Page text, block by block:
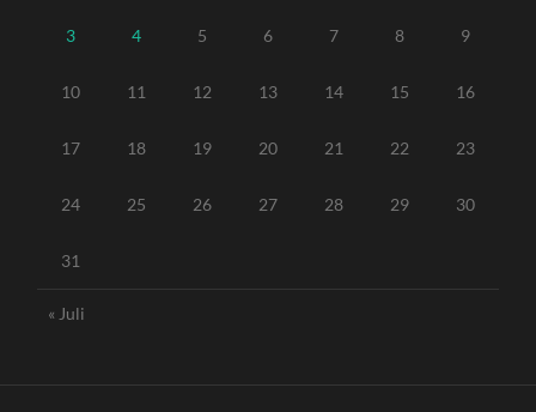
3 4 5 6 7 8 9
10 11 12 13 14 15 16
17 18 19 20 21 22 23
24 25 26 27 28 29 30
31
« Juli